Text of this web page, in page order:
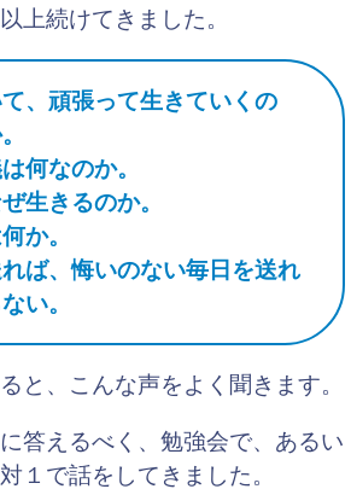
以上続けてきました。
、頑張って生きていくの
何なのか。
生きるのか。
か。
ば、悔いのない毎日を送れ
い。
と、こんな声をよく聞きます。
答えるべく、勉強会で、あるい
１で話をしてきました。